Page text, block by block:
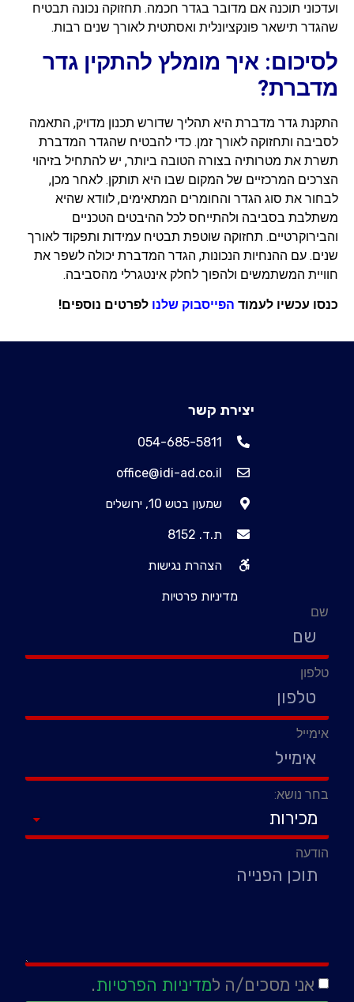
ועדכוני תוכנה אם מדובר בגדר חכמה. תחזוקה נכונה תבטיח
שהגדר תישאר פונקציונלית ואסתטית לאורך שנים רבות.
לסיכום: איך מומלץ להתקין גדר
מדברת?
התקנת גדר מדברת היא תהליך שדורש תכנון מדויק, התאמה
לסביבה ותחזוקה לאורך זמן. כדי להבטיח שהגדר המדברת
תשרת את מטרותיה בצורה הטובה ביותר, יש להתחיל בזיהוי
הצרכים המרכזיים של המקום שבו היא תותקן. לאחר מכן,
לבחור את סוג הגדר והחומרים המתאימים, לוודא שהיא
משתלבת בסביבה ולהתייחס לכל ההיבטים הטכניים
והבירוקרטיים. תחזוקה שוטפת תבטיח עמידות ותפקוד לאורך
שנים. עם ההנחיות הנכונות, הגדר המדברת יכולה לשפר את
חוויית המשתמשים ולהפוך לחלק אינטגרלי מהסביבה.
כנסו עכשיו לעמוד הפייסבוק שלנו לפרטים נוספים!
יצירת קשר
054-685-5811
office@idi-ad.co.il
שמעון בטש 10, ירושלים
ת.ד. 8152
הצהרת נגישות
מדיניות פרטיות
שם
טלפון
אימייל
בחר נושא:
הודעה
אני מסכים/ה למדיניות הפרטיות.